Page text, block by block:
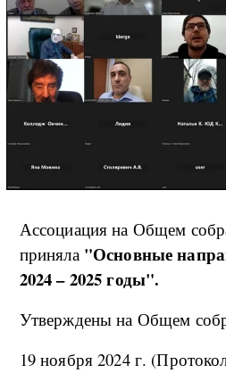
Ассоциация на Общем
приняла"Основные
2024 – 2025 годы".
Утверждены на Общем
19 ноября 2024 г.